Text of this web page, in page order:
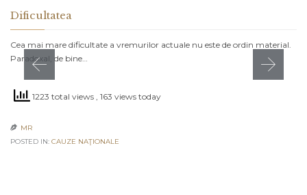
Dificultatea
Cea mai mare dificultate a vremurilor actuale nu este de ordin material.
Paradoxal, de bine…
1223 total views , 163 views today
 MR
POSTED IN: CAUZE NAŢIONALE